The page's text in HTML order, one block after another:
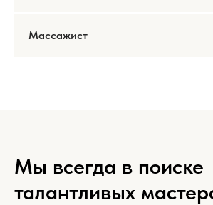
Массажист
Мы всегда в поиске
талантливых